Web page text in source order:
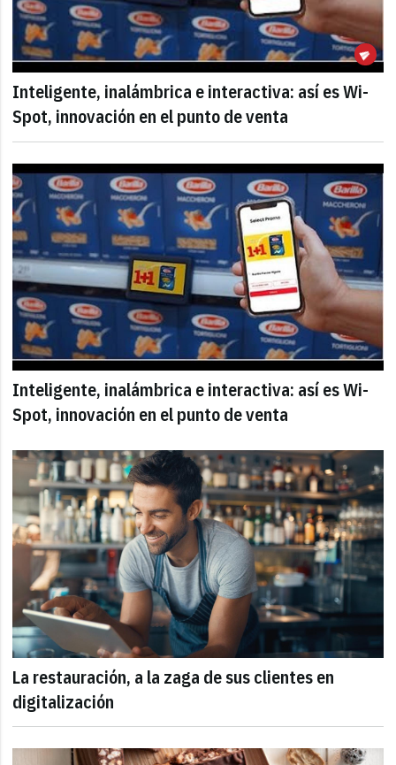
Inteligente, inalámbrica e interactiva: así es Wi-
Spot, innovación en el punto de venta
Inteligente, inalámbrica e interactiva: así es Wi-
Spot, innovación en el punto de venta
La restauración, a la zaga de sus clientes en
digitalización